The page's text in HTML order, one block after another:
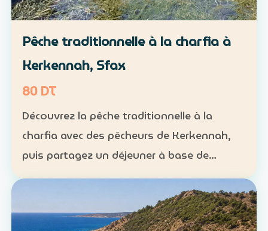
Pêche traditionnelle à la charfia à
Kerkennah, Sfax
80 DT
Découvrez la pêche traditionnelle à la
charfia avec des pêcheurs de Kerkennah,
puis partagez un déjeuner à base de
poisson. Expérience : sortie en mer et
découverte d’une technique de pêche
ancestrale Patrimoine : la c…